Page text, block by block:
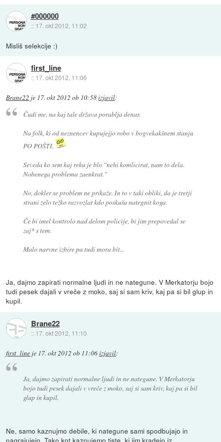
#000000
:: 17. okt 2012, 11:02
Misliš selekcije :)
first_line
:: 17. okt 2012, 11:06
Brane22 je 17. okt 2012 ob 10:58izjavil:
Čudi me, na kaj tale država porablja denar.
Na folk, ki od neznencev kupujejjo robo v bogvekakšnem stanju
PO POŠTI.
Seveda ko sem kaj reku je blo "nehi komlicirat, nam to dela.
Nobenega problema zaenkrat."
No, dokler se problem ne prikaže. In to v taki obliki, da je tretji
strani zelo težko razvozlat kdo poskuša nategnit koga.
Če bi imel kontrolo nad delom policije, bi jim prepovedal se
zaj* s tem.
Malo narvne izbire pa tudi mora bit...
Ja, dajmo zapirati normalne ljudi in ne nategune. V Merkatorju bojo
tudi pesek dajali v vreče z moko, saj si sam kriv, kaj pa si bil glup in
kupil.
Brane22
:: 17. okt 2012, 11:10
first_line je 17. okt 2012 ob 11:06izjavil:
Ja, dajmo zapirati normalne ljudi in ne nategune. V Merkatorju
bojo tudi pesek dajali v vreče z moko, saj si sam kriv, kaj pa si bil
glup in kupil.
Ne, samo kaznujmo debile, ki nategune sami spodbujajo in
nagrajujejo. Tako kot kaznujemo tiste, ki jim kradejo iz